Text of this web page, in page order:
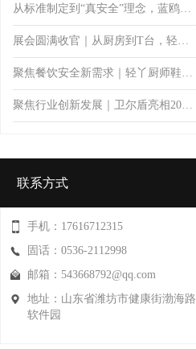
从标准制定到“真安全”理念，蓝鸥盾推动安全鞋防护升级
展会圆满收官｜从厨房到T台，轻丫以专业防滑科技开启厨师鞋新体验
聚焦餐饮安全新需求｜轻丫厨师鞋亮相第11届郑州餐饮博览会，首日人气火爆引关注
聚焦行业创新发展｜卫尔盾亮相2026中国橡胶工业协会鞋业分会会员大会暨制鞋行业技术论坛
联系方式
手机：17616712315
固话：0536-2112998
邮箱：543668792@qq.com
地址：山东省潍坊市健康街渤海路
软件园